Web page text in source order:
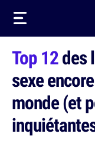
Top 12des
sexe
monde (et